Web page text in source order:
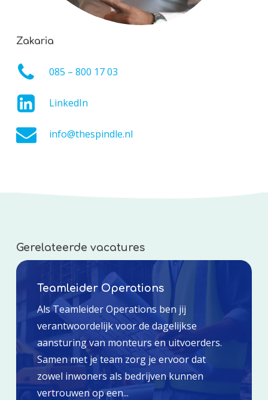
Zakaria
085 – 800 17 03
LinkedIn
info@thespindle.nl
Gerelateerde vacatures
Teamleider Operations
Als Teamleider Operations ben jij
verantwoordelijk voor de dagelijkse
aansturing van monteurs en uitvoerders.
Samen met je team zorg je ervoor dat
zowel inwoners als bedrijven kunnen
vertrouwen op een...